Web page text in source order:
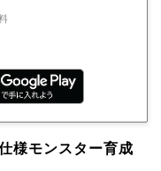
様モンスター育成